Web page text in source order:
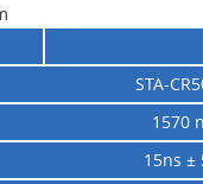
STA-
1570
15ns ±